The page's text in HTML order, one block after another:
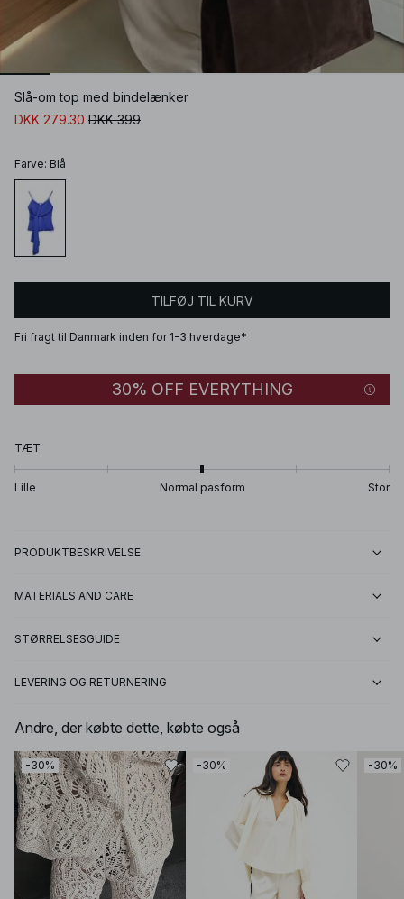
Slå-om top med bindelænker
DKK 279.30 DKK 399
Farve: Blå
TILFØJ TIL KURV
Fri fragt til Danmark inden for 1-3 hverdage*
30% OFF EVERYTHING
TÆT
Lille Normal pasform Stor
PRODUKTBESKRIVELSE
MATERIALS AND CARE
STØRRELSESGUIDE
LEVERING OG RETURNERING
Andre, der købte dette, købte også
-30% -30% -30%